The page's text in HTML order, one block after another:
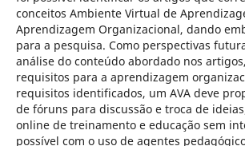
conceitos Ambiente Virtual de
Aprendizagem Organizacional, dando
para a pesquisa. Como perspectivas
análise do conteúdo abordado nos
requisitos para a aprendizagem
requisitos identificados, um AVA deve
de fóruns para discussão e troca de
online de treinamento e educação sem
possível com o uso de agentes